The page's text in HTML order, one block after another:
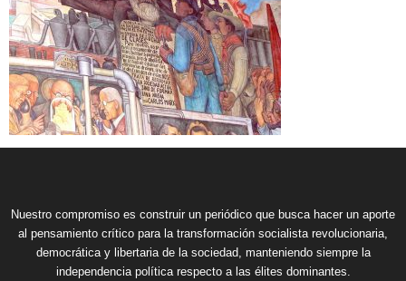
Nuestro compromiso es construir un periódico que busca hacer un aporte
al pensamiento crítico para la transformación socialista revolucionaria,
democrática y libertaria de la sociedad, manteniendo siempre la
independencia política respecto a las élites dominantes.